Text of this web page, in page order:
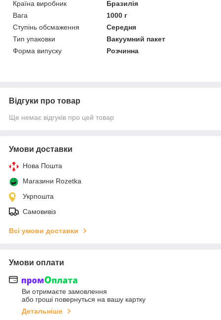
Країна виробник
Бразилія
Вага
1000 г
Ступінь обсмаження
Середня
Тип упаковки
Вакуумний пакет
Форма випуску
Розчинна
Відгуки про товар
Ще немає відгуків про цей товар
Умови доставки
Нова Пошта
Магазини Rozetka
Укрпошта
Самовивіз
Всі умови доставки
Умови оплати
Ви отримаєте замовлення
або гроші повернуться на вашу картку
Детальніше